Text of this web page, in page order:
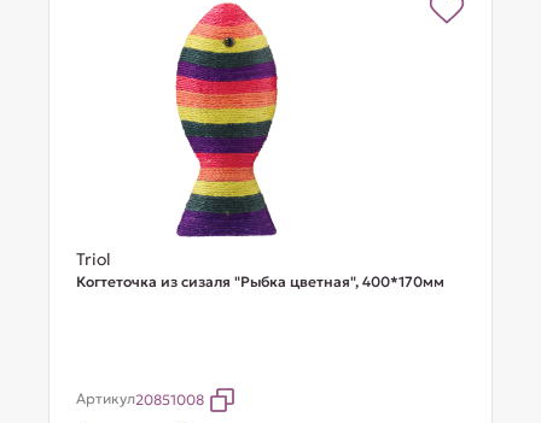
Triol
Когтеточка из сизаля "Рыбка цветная", 400*170мм
Артикул20851008